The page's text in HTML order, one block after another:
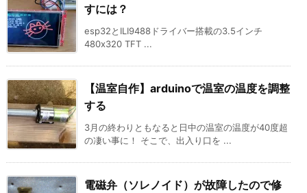
すには？
esp32とILI9488ドライバー搭載の3.5インチ
480x320 TFT ...
【温室自作】arduinoで温室の温度を調整
する
3月の終わりともなると日中の温室の温度が40度超
の凄い事に！ そこで、出入り口を ...
電磁弁（ソレノイド）が故障したので修